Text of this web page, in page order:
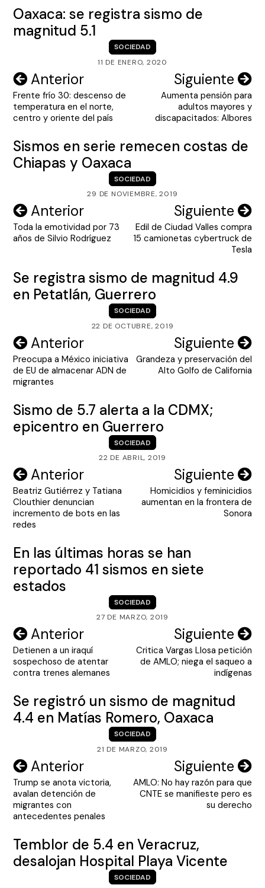
Oaxaca: se registra sismo de
magnitud 5.1
SOCIEDAD
11 DE ENERO, 2020
Navegación
de
entradas
Anterior
Frente frío 30: descenso de
temperatura en el norte,
centro y oriente del país
Siguiente
Aumenta pensión para
adultos mayores y
discapacitados: Albores
Sismos en serie remecen costas de
Chiapas y Oaxaca
SOCIEDAD
29 DE NOVIEMBRE, 2019
Navegación
de
Anterior
Toda la emotividad por 73
años de Silvio Rodríguez
Siguiente
Edil de Ciudad Valles compra
15 camionetas cybertruck de
Tesla
Se registra sismo de magnitud 4.9
en Petatlán, Guerrero
SOCIEDAD
22 DE OCTUBRE, 2019
Navegación
de
entradas
Anterior
Preocupa a México iniciativa
de EU de almacenar ADN de
migrantes
Siguiente
Grandeza y preservación del
Alto Golfo de California
Sismo de 5.7 alerta a la CDMX;
epicentro en Guerrero
SOCIEDAD
22 DE ABRIL, 2019
Navegación
de
entradas
Anterior
Beatriz Gutiérrez y Tatiana
Clouthier denuncian
incremento de bots en las
redes
Siguiente
Homicidios y feminicidios
aumentan en la frontera de
Sonora
En las últimas horas se han
reportado 41 sismos en siete
estados
SOCIEDAD
27 DE MARZO, 2019
Navegación
de
entradas
Anterior
Detienen a un iraquí
sospechoso de atentar
contra trenes alemanes
Siguiente
Critica Vargas Llosa petición
de AMLO; niega el saqueo a
indígenas
Se registró un sismo de magnitud
4.4 en Matías Romero, Oaxaca
SOCIEDAD
21 DE MARZO, 2019
Navegación
de
entradas
Anterior
Trump se anota victoria,
avalan detención de
migrantes con
antecedentes penales
Siguiente
AMLO: No hay razón para que
CNTE se manifieste pero es
su derecho
Temblor de 5.4 en Veracruz,
desalojan Hospital Playa Vicente
SOCIEDAD